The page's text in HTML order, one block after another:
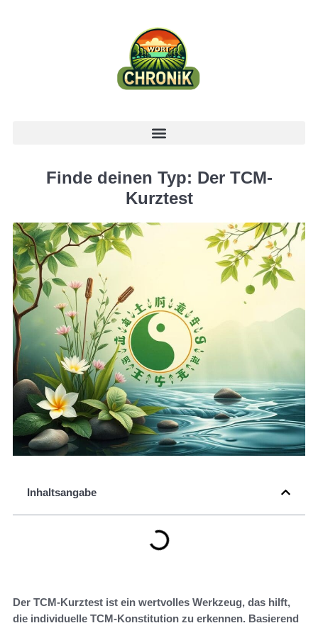
Finde deinen Typ: Der TCM-
Kurztest
Inhaltsangabe
Der TCM-Kurztest ist ein wertvolles Werkzeug, das hilft,
die individuelle TCM-Konstitution zu erkennen. Basierend